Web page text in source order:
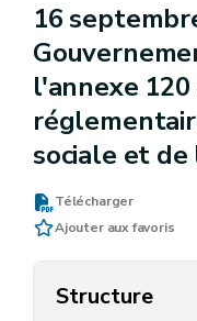
16
l'annexe 120
sociale et de
Télécharger
Ajouter aux favoris
Structure